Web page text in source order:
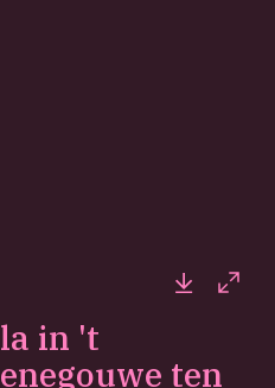
in 't
ten